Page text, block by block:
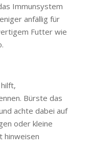
Immunsystem
anfällig für
Futter wie
Bürste das
achte dabei auf
oder kleine
hinweisen